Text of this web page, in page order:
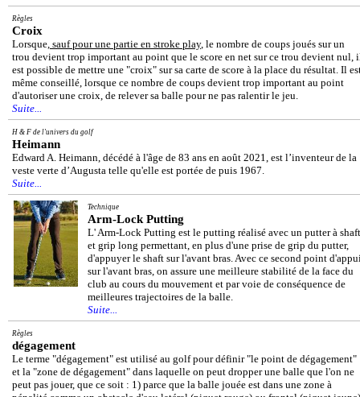
Règles
Croix
Lorsque, sauf pour une partie en stroke play, le nombre de coups joués sur un
trou devient trop important au point que le score en net sur ce trou devient nul,
est possible de mettre une "croix" sur sa carte de score à la place du résultat. Il
même conseillé, lorsque ce nombre de coups devient trop important au point
d'autoriser une croix, de relever sa balle pour ne pas ralentir le jeu.
Suite...
H & F de l'univers du golf
Heimann
Edward A. Heimann, décédé à l'âge de 83 ans en août 2021, est l’inventeur de la
veste verte d’Augusta telle qu'elle est portée de puis 1967.
Suite...
Technique
Arm-Lock Putting
L' Arm-Lock Putting est le putting réalisé avec un putter à shaft
et grip long permettant, en plus d'une prise de grip du putter,
d'appuyer le shaft sur l'avant bras. Avec ce second point
sur l'avant bras, on assure une meilleure stabilité de la face du
club au cours du mouvement et par voie de conséquence de
meilleures trajectoires de la balle.
Suite...
Règles
dégagement
Le terme "dégagement" est utilisé au golf pour définir "le point de dégagement"
et la "zone de dégagement" dans laquelle on peut dropper une balle que l'on ne
peut pas jouer, que ce soit : 1) parce que la balle jouée est dans une zone à